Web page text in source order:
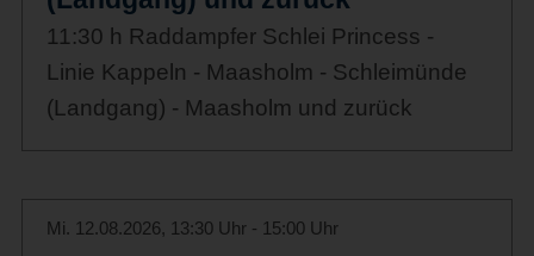
11:30 h Raddampfer Schlei Princess -
Linie Kappeln - Maasholm - Schleimünde
(Landgang) - Maasholm und zurück
Mi. 12.08.2026, 13:30 Uhr - 15:00 Uhr